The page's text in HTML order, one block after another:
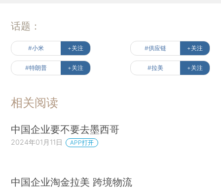
话题：
#小米 +关注 #供应链 +关注
#特朗普 +关注 #拉美 +关注
相关阅读
中国企业要不要去墨西哥
2024年01月11日 APP打开
中国企业淘金拉美 跨境物流